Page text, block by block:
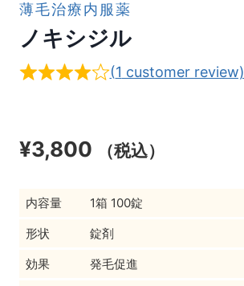
薄毛治療内服薬
ノキシジル
(1 customer review)
¥3,800 （税込）
内容量
1箱 100錠
形状
錠剤
効果
発毛促進